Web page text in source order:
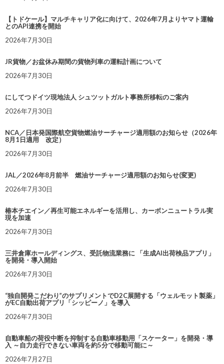
【トドケール】マルチキャリア化に向けて、2026年7月よりヤマト運輸
とのAPI連携を開始
2026年7月30日
JR貨物／お盆休み期間の貨物列車の運転計画について
2026年7月30日
にしてつドイツ現地法人 シュツットガルト事務所移転のご案内
2026年7月30日
NCA／日本発国際航空貨物燃油サーチャージ適用額のお知らせ（2026年
8月1日適用 改定）
2026年7月30日
JAL／2026年8月前半 燃油サーチャージ適用額のお知らせ(変更)
2026年7月30日
椿本チエイン／再生可能エネルギーを活用し、カーボンニュートラル実
現を加速
2026年7月30日
三井倉庫ホールディングス、受託物流業務に 「生成AI出荷検品アプリ」
を開発・導入開始
2026年7月30日
“独自開発こだわり”のサプリメントでD2C展開する「ウェルモット製薬」
がEC自動出荷アプリ「シッピーノ」を導入
2026年7月30日
自動車船の荷役中断を抑制する自動車移動用「スケーター」を開発・導
入 ～自力走行できない車両を約5分で移動可能に～
2026年7月27日